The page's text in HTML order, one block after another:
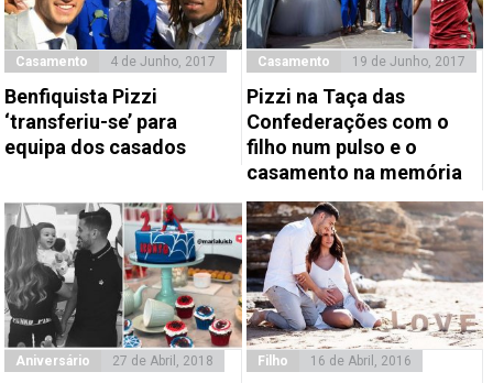
Casamento 4 de Junho, 2017
Benfiquista Pizzi
‘transferiu-se’ para
equipa dos casados
Casamento 19 de Junho, 2017
Pizzi na Taça das
Confederações com o
filho num pulso e o
casamento na memória
Aniversário 27 de Abril, 2018 Filho 16 de Abril, 2016